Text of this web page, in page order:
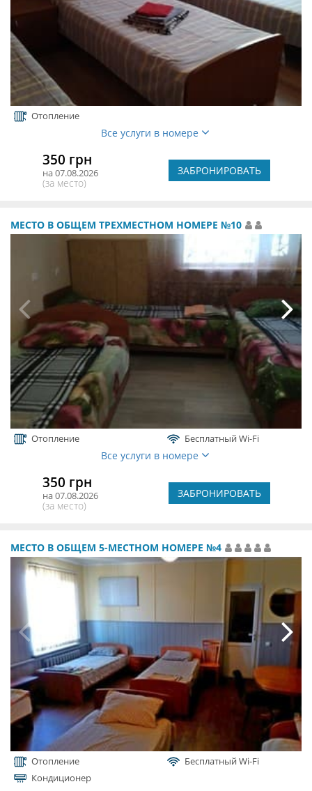
Отопление
Все услуги в номере
350 грн
на 07.08.2026
(за место)
ЗАБРОНИРОВАТЬ
МЕСТО В ОБЩЕМ ТРЕХМЕСТНОМ НОМЕРЕ №10
Отопление Бесплатный Wi-Fi
Все услуги в номере
350 грн
на 07.08.2026
(за место)
ЗАБРОНИРОВАТЬ
МЕСТО В ОБЩЕМ 5-МЕСТНОМ НОМЕРЕ №4
Отопление
Бесплатный Wi-Fi
Кондиционер